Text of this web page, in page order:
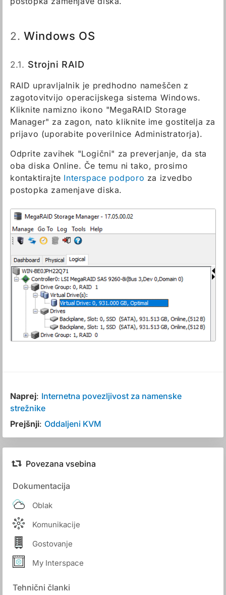
2. Windows OS
2.1. Strojni RAID
RAID upravljalnik je predhodno nameščen z
zagotovitvijo operacijskega sistema Windows.
Kliknite namizno ikono "MegaRAID Storage
Manager" za zagon, nato kliknite ime gostitelja za
prijavo (uporabite poverilnice Administratorja).
Odprite zavihek "Logični" za preverjanje, da sta
oba diska Online. Če temu ni tako, prosimo
kontaktirajte Interspace podporo za izvedbo
postopka zamenjave diska.
Naprej: Internetna povezljivost za namenske
strežnike
Prejšnji: Oddaljeni KVM
Povezana vsebina
Dokumentacija
Oblak
Komunikacije
Gostovanje
My Interspace
Tehnični članki